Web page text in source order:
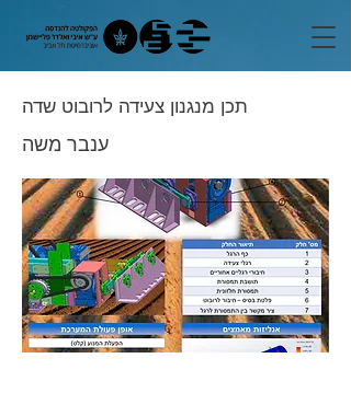
תכן מנגנון צעידה לרובוט שדה
ענבר משה